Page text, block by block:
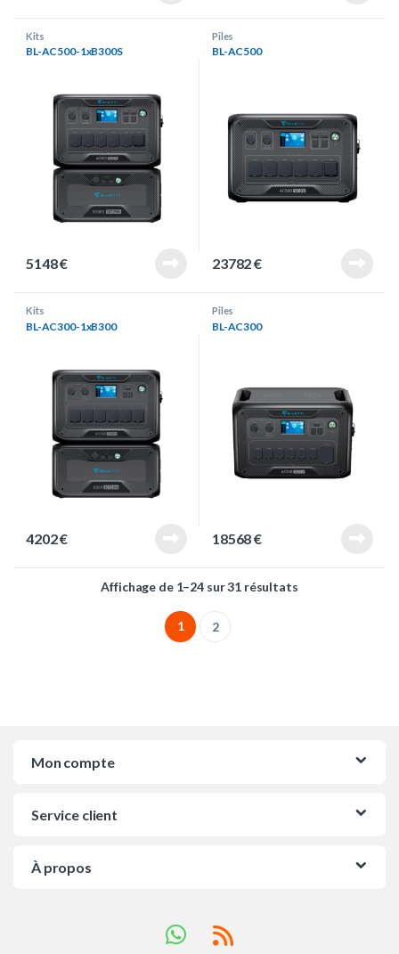
Kits
BL-AC500-1xB300S
5148€
Piles
BL-AC500
23782€
Kits
BL-AC300-1xB300
4202€
Piles
BL-AC300
18568€
Affichage de 1–24 sur 31 résultatsTrié du plus
1 2
Mon compte
Service client
À propos